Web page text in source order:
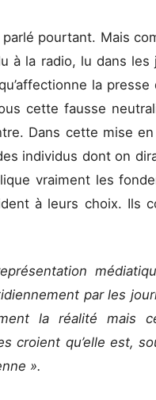
pourtant. Mais
à la radio, lu dans les
la
cette fausse
Dans cette mise
individus dont on
vraiment les
à leurs choix. Ils
par les
la réalité mais
croient qu’elle est,
».